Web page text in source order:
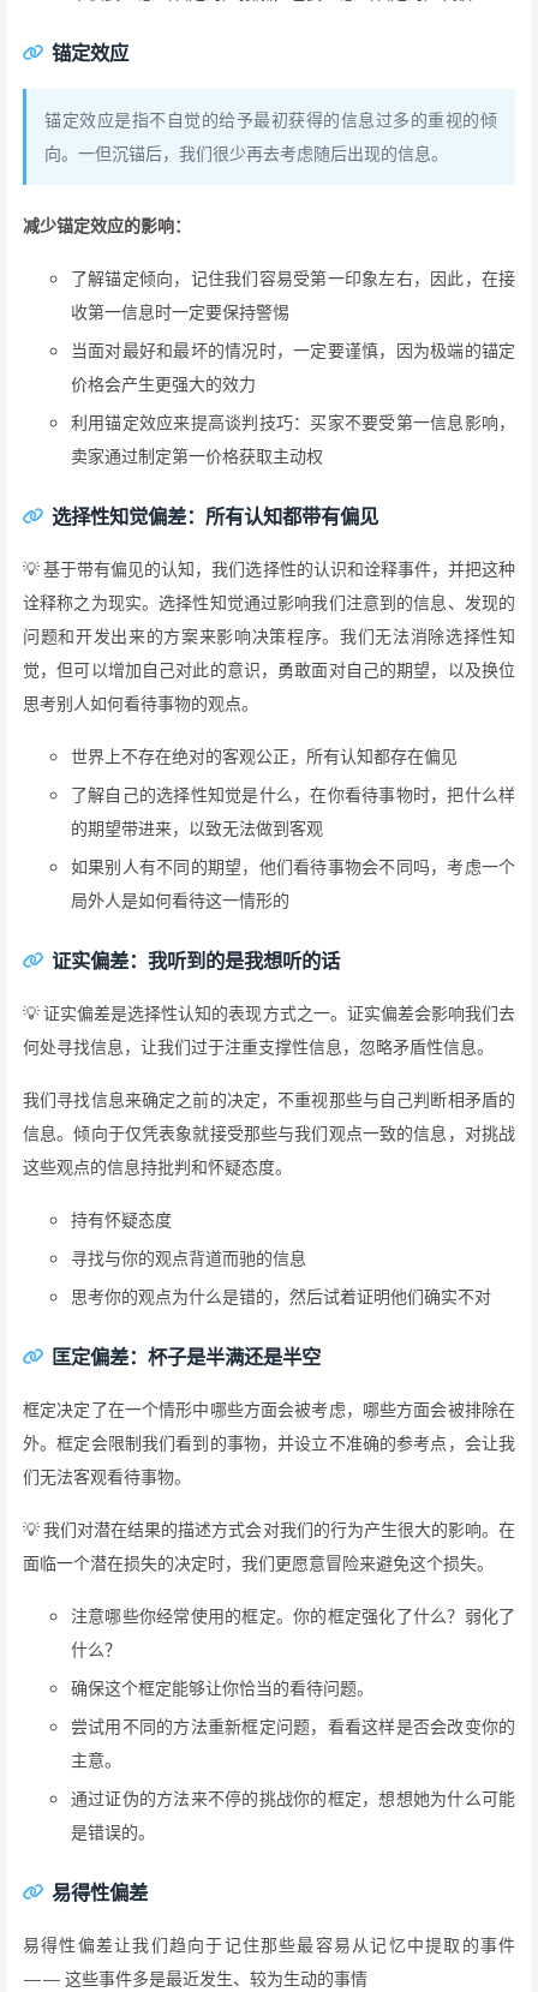
锚定效应
锚定效应是指不自觉的给予最初获得的信息过多的重视的倾
向。一但沉锚后，我们很少再去考虑随后出现的信息。
减少锚定效应的影响：
了解锚定倾向，记住我们容易受第一印象左右，因此，在接
收第一信息时一定要保持警惕
当面对最好和最坏的情况时，一定要谨慎，因为极端的锚定
价格会产生更强大的效力
利用锚定效应来提高谈判技巧：买家不要受第一信息影响，
卖家通过制定第一价格获取主动权
选择性知觉偏差：所有认知都带有偏见
💡 基于带有偏见的认知，我们选择性的认识和诠释事件，并把这种
诠释称之为现实。选择性知觉通过影响我们注意到的信息、发现的
问题和开发出来的方案来影响决策程序。我们无法消除选择性知
觉，但可以增加自己对此的意识，勇敢面对自己的期望，以及换位
思考别人如何看待事物的观点。
世界上不存在绝对的客观公正，所有认知都存在偏见
了解自己的选择性知觉是什么，在你看待事物时，把什么样
的期望带进来，以致无法做到客观
如果别人有不同的期望，他们看待事物会不同吗，考虑一个
局外人是如何看待这一情形的
证实偏差：我听到的是我想听的话
💡 证实偏差是选择性认知的表现方式之一。证实偏差会影响我们去
何处寻找信息，让我们过于注重支撑性信息，忽略矛盾性信息。
我们寻找信息来确定之前的决定，不重视那些与自己判断相矛盾的
信息。倾向于仅凭表象就接受那些与我们观点一致的信息，对挑战
这些观点的信息持批判和怀疑态度。
持有怀疑态度
寻找与你的观点背道而驰的信息
思考你的观点为什么是错的，然后试着证明他们确实不对
匡定偏差：杯子是半满还是半空
框定决定了在一个情形中哪些方面会被考虑，哪些方面会被排除在
外。框定会限制我们看到的事物，并设立不准确的参考点，会让我
们无法客观看待事物。
💡 我们对潜在结果的描述方式会对我们的行为产生很大的影响。在
面临一个潜在损失的决定时，我们更愿意冒险来避免这个损失。
注意哪些你经常使用的框定。你的框定强化了什么？弱化了
什么？
确保这个框定能够让你恰当的看待问题。
尝试用不同的方法重新框定问题，看看这样是否会改变你的
主意。
通过证伪的方法来不停的挑战你的框定，想想她为什么可能
是错误的。
易得性偏差
易得性偏差让我们趋向于记住那些最容易从记忆中提取的事件
—— 这些事件多是最近发生、较为生动的事情